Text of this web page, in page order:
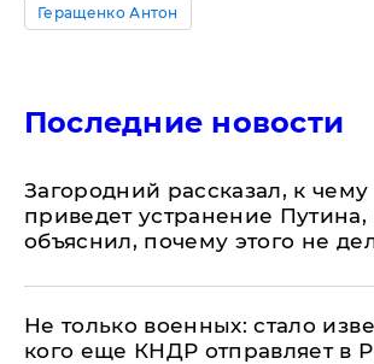
Геращенко Антон
Последние новости
Загородний рассказал, к чему
приведет устранение Путина,
объяснил, почему этого не
Не только военных: стало
кого еще КНДР отправляет в